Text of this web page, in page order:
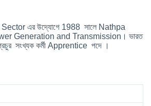
Sector এর উদ্যোগে 1988 সালে Nathpa
Generation and Transmission। ভারত
প্রচুর সংখ্যক কর্মী Apprentice পদে ।